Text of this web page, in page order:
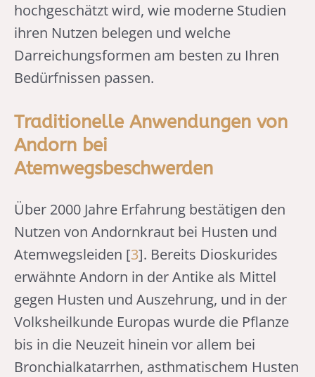
hochgeschätzt wird, wie moderne Studien
ihren Nutzen belegen und welche
Darreichungsformen am besten zu Ihren
Bedürfnissen passen.
Traditionelle Anwendungen von
Andorn bei
Atemwegsbeschwerden
Über 2000 Jahre Erfahrung bestätigen den
Nutzen von Andornkraut bei Husten und
Atemwegsleiden [3]. Bereits Dioskurides
erwähnte Andorn in der Antike als Mittel
gegen Husten und Auszehrung, und in der
Volksheilkunde Europas wurde die Pflanze
bis in die Neuzeit hinein vor allem bei
Bronchialkatarrhen, asthmatischem Husten